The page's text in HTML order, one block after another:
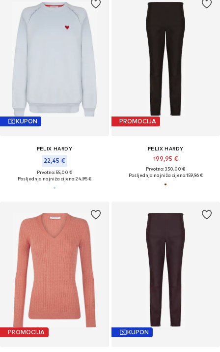
KUPON
FELIX HARDY
22,45 €
Prvotno: 55,00 €
Posljednja najniža cijena:24,95 €
PROMOCIJA
FELIX HARDY
199,95 €
Prvotno: 350,00 €
Posljednja najniža cijena:159,96 €
PROMOCIJA KUPON